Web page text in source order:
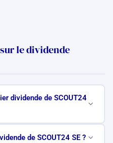
le dividende
dividende de SCOUT24
de SCOUT24 SE ?